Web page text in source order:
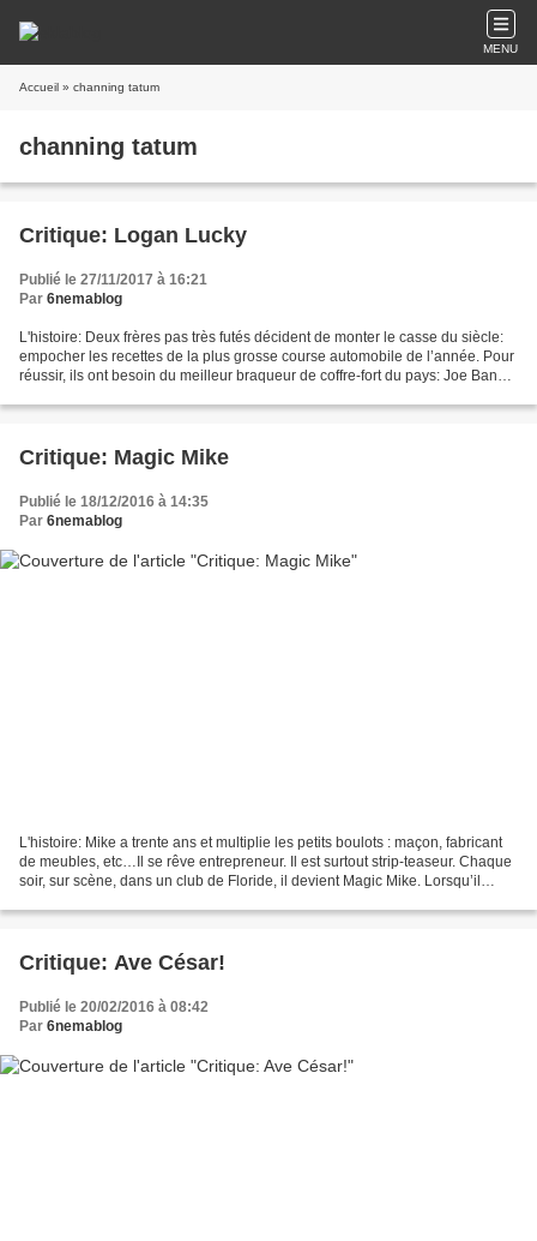
MENU
Accueil » channing tatum
channing tatum
Critique: Logan Lucky
Publié le 27/11/2017 à 16:21
Par 6nemablog
L'histoire: Deux frères pas très futés décident de monter le casse du siècle:
empocher les recettes de la plus grosse course automobile de l’année. Pour
réussir, ils ont besoin du meilleur braqueur de coffre-fort du pays: Joe Bang.
Critique: Magic Mike
Publié le 18/12/2016 à 14:35
Par 6nemablog
L'histoire: Mike a trente ans et multiplie les petits boulots : maçon, fabricant
de meubles, etc…Il se rêve entrepreneur. Il est surtout strip-teaseur. Chaque
soir, sur scène, dans un club de Floride, il devient Magic Mike. Lorsqu’il
Critique: Ave César!
Publié le 20/02/2016 à 08:42
Par 6nemablog